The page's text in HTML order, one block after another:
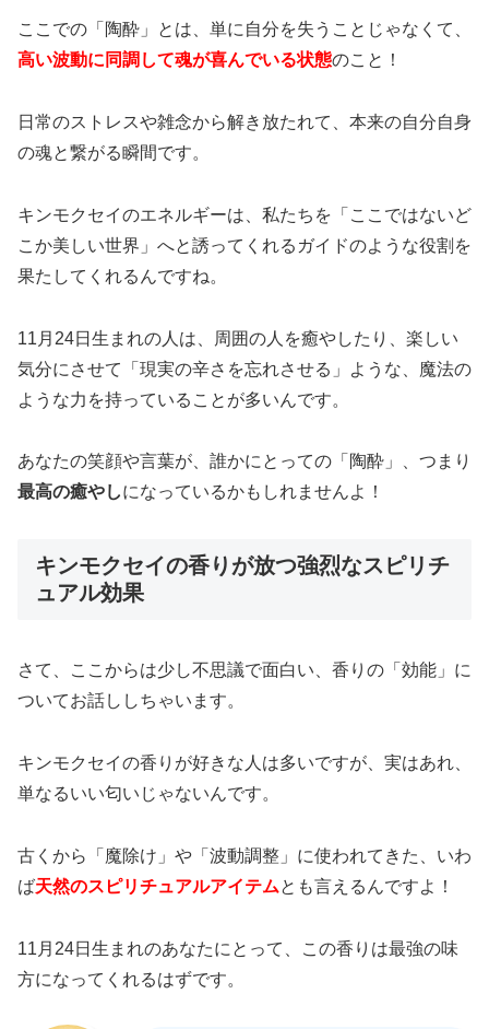
ここでの「陶酔」とは、単に自分を失うことじゃなくて、
高い波動に同調して魂が喜んでいる状態のこと！
日常のストレスや雑念から解き放たれて、本来の自分自身
の魂と繋がる瞬間です。
キンモクセイのエネルギーは、私たちを「ここではないど
こか美しい世界」へと誘ってくれるガイドのような役割を
果たしてくれるんですね。
11月24日生まれの人は、周囲の人を癒やしたり、楽しい
気分にさせて「現実の辛さを忘れさせる」ような、魔法の
ような力を持っていることが多いんです。
あなたの笑顔や言葉が、誰かにとっての「陶酔」、つまり
最高の癒やしになっているかもしれませんよ！
キンモクセイの香りが放つ強烈なスピリチ
ュアル効果
さて、ここからは少し不思議で面白い、香りの「効能」に
ついてお話ししちゃいます。
キンモクセイの香りが好きな人は多いですが、実はあれ、
単なるいい匂いじゃないんです。
古くから「魔除け」や「波動調整」に使われてきた、いわ
ば天然のスピリチュアルアイテムとも言えるんですよ！
11月24日生まれのあなたにとって、この香りは最強の味
方になってくれるはずです。